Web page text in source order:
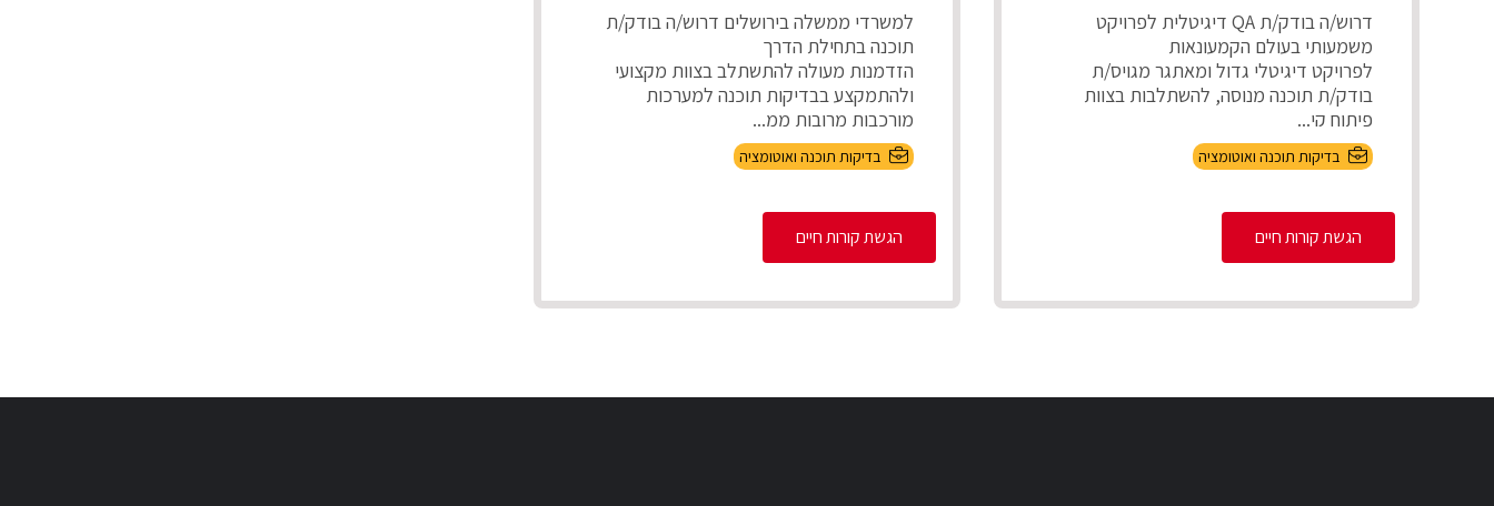
דרוש/ה בודק/ת QA דיגיטלית לפרויקט
משמעותי בעולם הקמעונאות
לפרויקט דיגיטלי גדול ומאתגר מגויס/ת
בודק/ת תוכנה מנוסה, להשתלבות בצוות
פיתוח קי...
בדיקות תוכנה ואוטומציה
הגשת קורות חיים
למשרדי ממשלה בירושלים דרוש/ה בודק/ת
תוכנה בתחילת הדרך
הזדמנות מעולה להתשתלב בצוות מקצועי
ולהתמקצע בבדיקות תוכנה למערכות
מורכבות מרובות ממ...
בדיקות תוכנה ואוטומציה
הגשת קורות חיים